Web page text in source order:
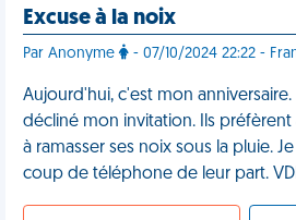
Excuse à la noix
Par Anonyme - 07/10/2024 22:22 -
Aujourd'hui, c'est mon
décliné mon invitation. Ils
à ramasser ses noix sous la pluie.
coup de téléphone de leur part.